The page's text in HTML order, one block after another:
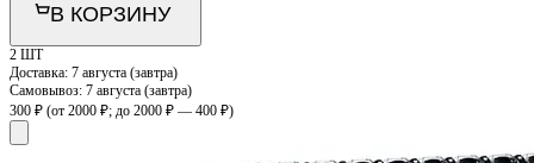
В КОРЗИНУ
2 ШТ
Доставка: 7 августа (завтра)
Самовывоз: 7 августа (завтра)
300 ₽ (от 2000 ₽; до 2000 ₽ — 400 ₽)